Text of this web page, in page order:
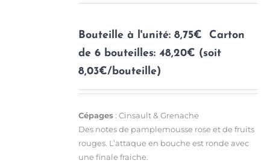
Bouteille à l'unité: 8,75€
Carton
de 6 bouteilles: 48,20€ (soit
8,03€/bouteille)
Cépages : Cinsault & Grenache
Des notes de pamplemousse rose et de fruits
rouges. L’attaque en bouche est ronde avec
une finale fraiche.